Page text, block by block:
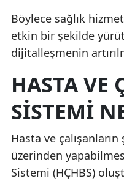
Böylece sağlık
etkin bir şekilde
dijitalleşmenin
HASTA VE
SISTEMI
Hasta ve
üzerinden
Sistemi (HÇHBS)